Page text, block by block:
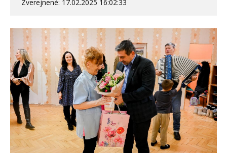
Zverejnené: 17.02.2025 16:02:33